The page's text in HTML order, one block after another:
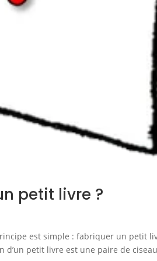
petit livre ?
est simple : fabriquer un petit
d’un petit livre est une paire de